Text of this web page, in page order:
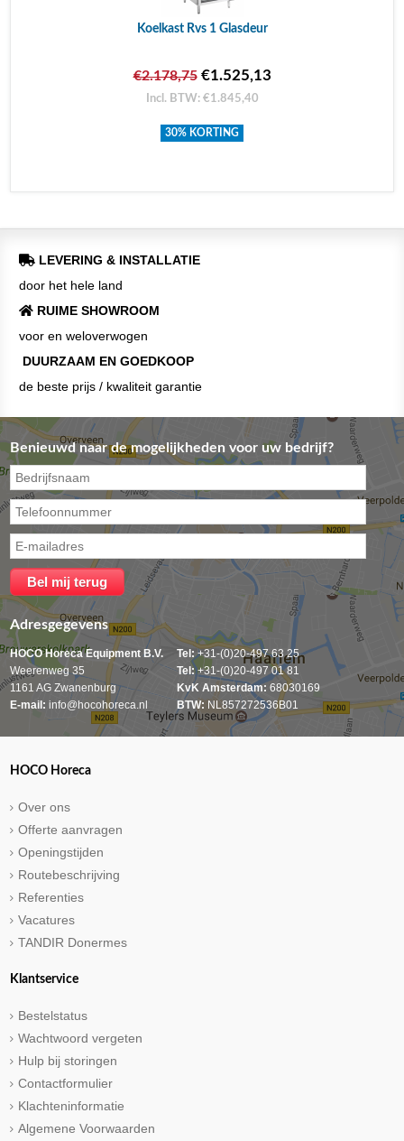
Koelkast Rvs 1 Glasdeur
€2.178,75€1.525,13
Incl. BTW: €1.845,40
30% KORTING
LEVERING & INSTALLATIE
door het hele land
RUIME SHOWROOM
voor en weloverwogen
DUURZAAM EN GOEDKOOP
de beste prijs / kwaliteit garantie
Benieuwd naar de mogelijkheden voor uw bedrijf?
Adresgegevens
HOCO Horeca Equipment B.V.
Weerenweg 35
1161 AG Zwanenburg
E-mail: info@hocohoreca.nl
Tel:+31-(0)20-497 63 25
Tel:+31-(0)20-497 01 81
KvK Amsterdam: 68030169
BTW: NL857272536B01
HOCO Horeca
Over ons
Offerte aanvragen
Openingstijden
Routebeschrijving
Referenties
Vacatures
TANDIR Donermes
Klantservice
Bestelstatus
Wachtwoord vergeten
Hulp bij storingen
Contactformulier
Klachteninformatie
Algemene Voorwaarden